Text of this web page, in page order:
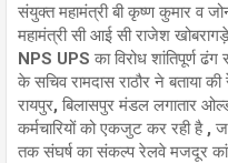
संयुक्त महामंत्री बी कृष्ण कुमार व
महामंत्री सी आई सी राजेश
NPS UPS का विरोध शांतिपूर्ण
के सचिव रामदास राठौर ने बताया
रायपुर, बिलासपुर मंडल लगातार
कर्मचारियों को एकजुट कर रही है ,
तक संघर्ष का संकल्प रेलवे मजदूर